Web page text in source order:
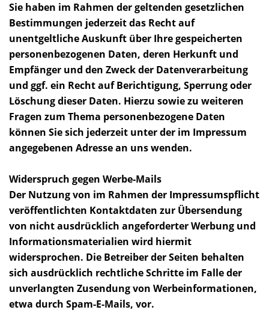
Sie haben im Rahmen der geltenden gesetzlichen
Bestimmungen jederzeit das Recht auf
unentgeltliche Auskunft über Ihre gespeicherten
personenbezogenen Daten, deren Herkunft und
Empfänger und den Zweck der Datenverarbeitung
und ggf. ein Recht auf Berichtigung, Sperrung oder
Löschung dieser Daten. Hierzu sowie zu weiteren
Fragen zum Thema personenbezogene Daten
können Sie sich jederzeit unter der im Impressum
angegebenen Adresse an uns wenden.
Widerspruch gegen Werbe-Mails
Der Nutzung von im Rahmen der Impressumspflicht
veröffentlichten Kontaktdaten zur Übersendung
von nicht ausdrücklich angeforderter Werbung und
Informationsmaterialien wird hiermit
widersprochen. Die Betreiber der Seiten behalten
sich ausdrücklich rechtliche Schritte im Falle der
unverlangten Zusendung von Werbeinformationen,
etwa durch Spam-E-Mails, vor.